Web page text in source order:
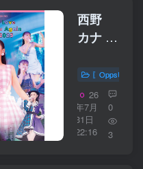
16bit】
日本区
西野
カナ –
Love
With
You
Again
〖OppsUplus
26
年7月
31日
22:16
0
3